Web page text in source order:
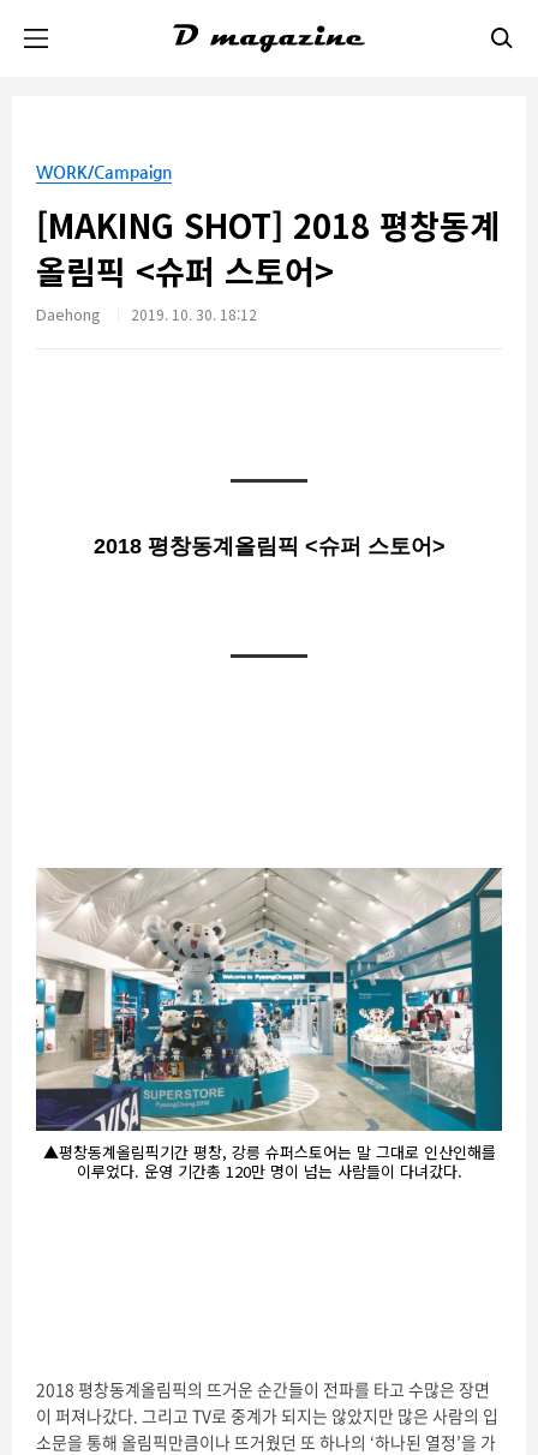
WORK/Campaign
[MAKING SHOT] 2018 평창동계
올림픽 <슈퍼 스토어>
Daehong 2019. 10. 30. 18:12
2018 평창동계올림픽 <슈퍼 스토어>
▲평창동계올림픽기간 평창, 강릉 슈퍼스토어는 말 그대로 인산인해를
이루었다. 운영 기간총 120만 명이 넘는 사람들이 다녀갔다.
2018 평창동계올림픽의 뜨거운 순간들이 전파를 타고 수많은 장면
이 퍼져나갔다. 그리고 TV로 중계가 되지는 않았지만 많은 사람의 입
소문을 통해 올림픽만큼이나 뜨거웠던 또 하나의 ‘하나된 열정’을 가